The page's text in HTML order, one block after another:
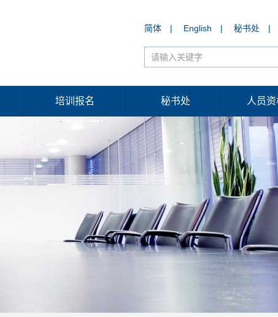
简体 | English | 秘书处 |
培训报名 秘书处 人员